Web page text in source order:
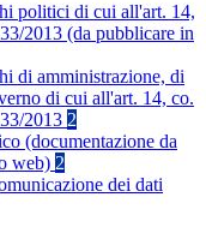
politici di cui all'art. 14,
2013 (da pubblicare in
di amministrazione, di
di cui all'art. 14, co.
2013 2
(documentazione da
web) 2
dei dati